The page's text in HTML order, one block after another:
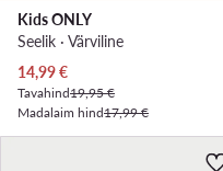
Kids ONLY
Seelik · Värviline
Praegune hind
14,99€
Tavahind19,95 €
Madalaim hind17,99 €